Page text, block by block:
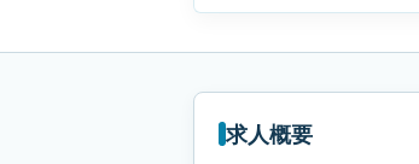
求人概要